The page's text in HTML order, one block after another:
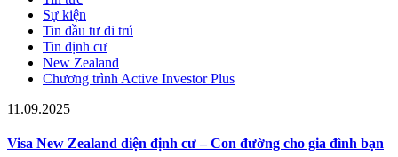
Sự kiện
Tin đầu tư di trú
Tin định cư
New Zealand
Chương trình Active Investor Plus
11.09.2025
Visa New Zealand diện định cư – Con đường cho gia đình bạn